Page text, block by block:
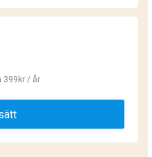
399kr / år